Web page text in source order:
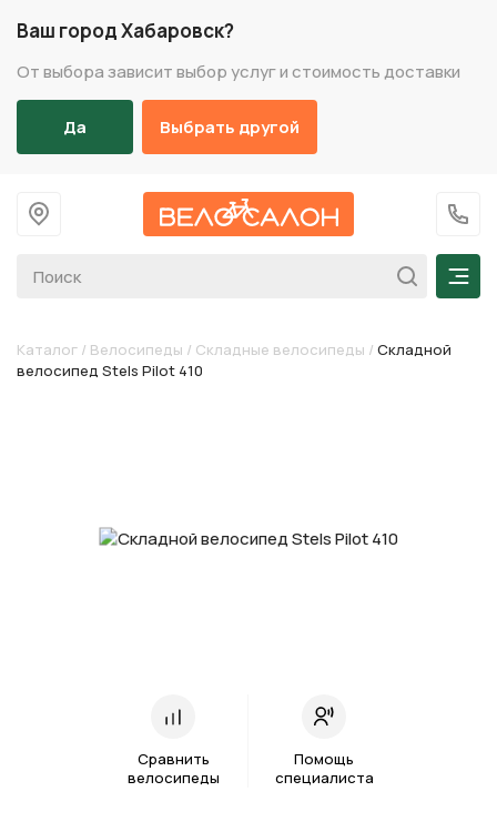
Ваш город Хабаровск?
От выбора зависит выбор услуг и стоимость доставки
Да Выбрать другой
На главную
+7
Каталог / Велосипеды / Складные велосипеды / Складной
велосипед Stels Pilot 410
Сравнить
велосипеды
Помощь
специалиста